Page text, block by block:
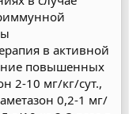
в активной
повышенных
2-10 мг/кг/сут.,
0,2-1 мг/